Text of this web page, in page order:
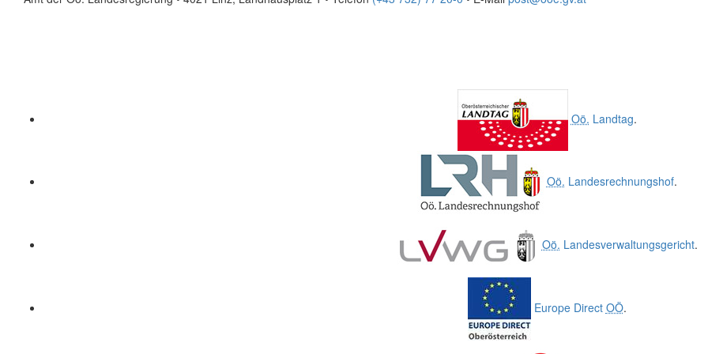
Oö. Landtag.
Oö. Landesrechnungshof.
Oö. Landesverwaltungsgericht.
Europe Direct OÖ.